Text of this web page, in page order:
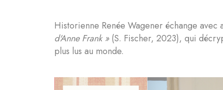
Historienne Renée Wagener échange avec
d'Anne Frank »(S. Fischer, 2023), qui
plus lus au monde.